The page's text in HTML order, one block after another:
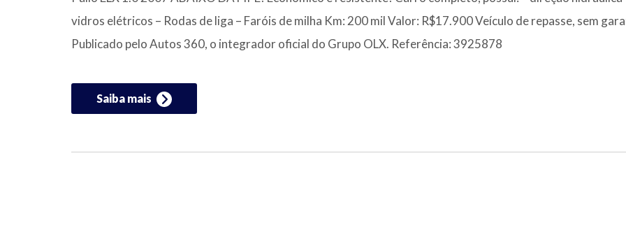
⁠vidros elétricos – Rodas de liga – Faróis de milha Km: 200 mil Valor: R$17.900 Veículo de repasse, sem
Publicado pelo Autos 360, o integrador oficial do Grupo OLX. Referência: 3925878
Saiba mais